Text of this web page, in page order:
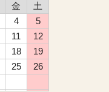
金
土
4
5
11
12
18
19
25
26